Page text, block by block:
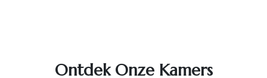
Ontdek Onze Kamers